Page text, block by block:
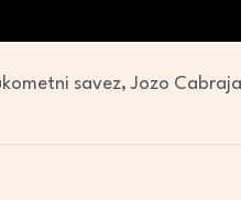
savez, Jozo Cabraja